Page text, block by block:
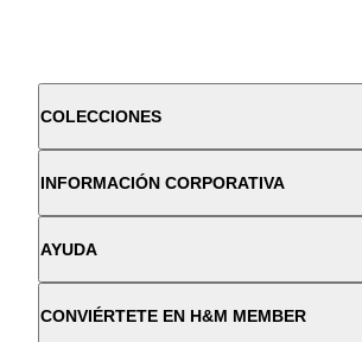
COLECCIONES
INFORMACIÓN CORPORATIVA
AYUDA
CONVIÉRTETE EN H&M MEMBER